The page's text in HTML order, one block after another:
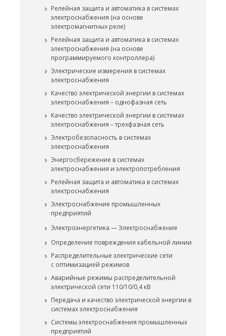
Релейная защита и автоматика в системах
электроснабжения (на основе
электромагнитных реле)
Релейная защита и автоматика в системах
электроснабжения (на основе
программируемого контроллера)
Электрические измерения в системах
электроснабжения
Качество электрической энергии в системах
электроснабжения – однофазная сеть
Качество электрической энергии в системах
электроснабжения – трехфазная сеть
Электробезопасность в системах
электроснабжения
Энергосбережение в системах
электроснабжения и электропотребления
Релейная защита и автоматика в системах
электроснабжения
Электроснабжение промышленных
предприятий
Электроэнергетика — Электроснабжение
Определение повреждения кабельной линии
Распределительные электрические сети
с оптимизацией режимов
Аварийные режимы распределительной
электрической сети 110/10/0,4 кВ
Передача и качество электрической энергии в
системах электроснабжения
Системы электроснабжения промышленных
предприятий